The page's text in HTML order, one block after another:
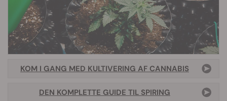
KOM I GANG MED KULTIVERING AF CANNABIS
DEN KOMPLETTE GUIDE TIL SPIRING